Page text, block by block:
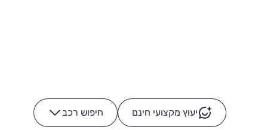
יעוץ מקצועי חינם חיפוש רכב -
מה נוסע
הרכב לא מתקלקל. המסך
כן